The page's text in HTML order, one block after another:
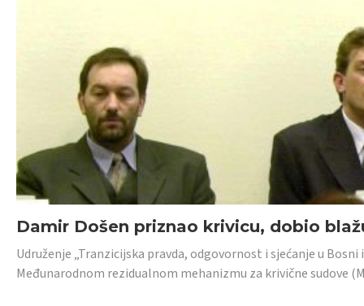
Damir Došen priznao krivicu, dobio
Udruženje „Tranzicijska pravda, odgovornost i sjećanje u
Međunarodnom rezidualnom mehanizmu za krivične sudove